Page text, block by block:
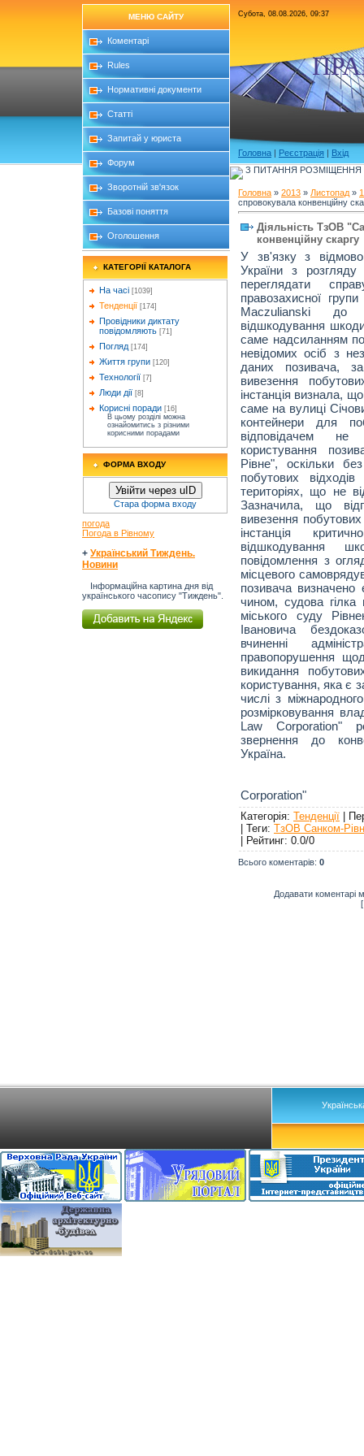
МЕНЮ САЙТУ
Коментарі
Rules
Нормативні документи
Статті
Запитай у юриста
Форум
Зворотній зв'язок
Базові поняття
Оголошення
КАТЕГОРІЇ КАТАЛОГА
На часі [1039]
Тенденції [174]
Провідники диктату
повідомляють [71]
Погляд [174]
Життя групи [120]
Технології [7]
Люди дії [8]
Корисні поради [16]
В цьому розділі можна
ознайомитись з різними
корисними порадами
ФОРМА ВХОДУ
Увійти через uID
Стара форма входу
погода
Погода в Рівному
+ Український Тиждень.
Новини
Інформаційна картина дня від
українського часопису "Тиждень".
Субота, 08.08.2026, 09:37
Головна | Реєстрація | Вхід
З ПИТАННЯ РОЗМІЩЕННЯ
Головна » 2013 » Листопад »
спровокувала конвенційну
Діяльність ТзОВ
конвенційну скаргу
У зв'язку з
України з розгляду
переглядати
правозахисної
Maczulianski до
відшкодування
саме надсиланням
невідомих осіб з
даних позивача,
вивезення
інстанція визнала,
саме на вулиці
контейнери для
відповідачем
користування
Рівне", оскільки
побутових
територіях, що не
Зазначила, що
вивезення
інстанція
відшкодування
повідомлення з
місцевого
позивача
чином, судова гілка
міського суду
Івановича
вчиненні
правопорушення
викидання
користування, яка є
числі з
розмірковування
Law Corporation"
звернення до
Україна.
Corporation"
Категорія: Тенденції |
| Теги: ТзОВ Санком-
| Рейтинг: 0.0/0
Всього коментарів: 0
Додавати коментарі